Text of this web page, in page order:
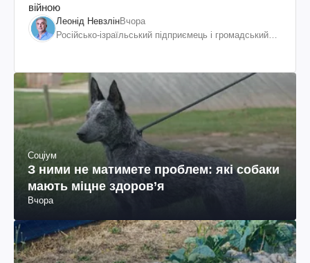
війною
Леонід НевзлінВчора
Російсько-ізраїльський підприємець і громадський
Соціум
З ними не матимете проблем: які собаки
мають міцне здоров’я
Вчора